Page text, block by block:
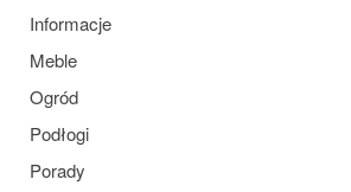
Informacje
Meble
Ogród
Podłogi
Porady